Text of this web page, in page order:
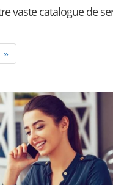
vaste catalogue de
»